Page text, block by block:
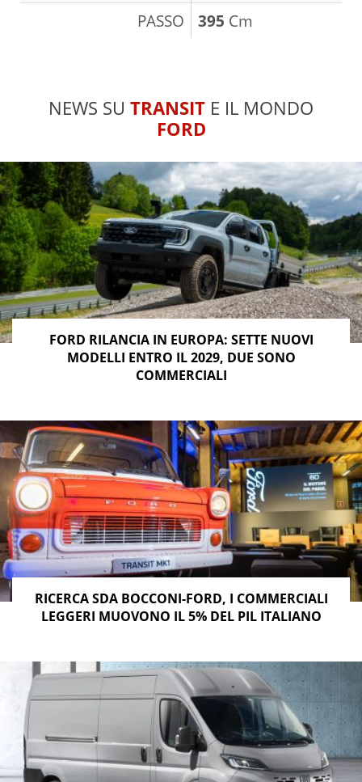
PASSO 395 Cm
NEWS SU TRANSIT E IL MONDO
FORD
FORD RILANCIA IN EUROPA: SETTE NUOVI
MODELLI ENTRO IL 2029, DUE SONO
COMMERCIALI
RICERCA SDA BOCCONI-FORD, I COMMERCIALI
LEGGERI MUOVONO IL 5% DEL PIL ITALIANO